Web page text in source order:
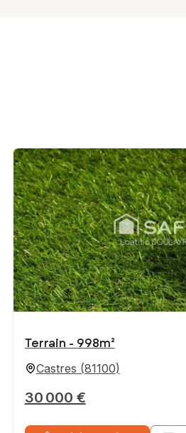
Terrain - 998m²
Castres (81100)
30 000 €